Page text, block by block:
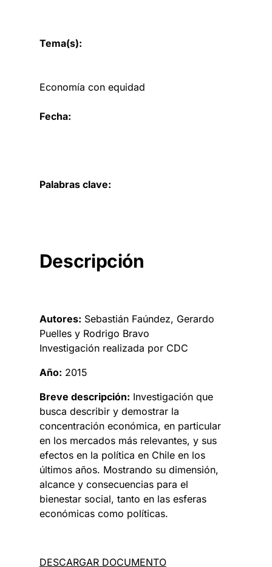
Tema(s):
Economía con equidad
Fecha:
Palabras clave:
Descripción
Autores: Sebastián Faúndez, Gerardo
Puelles y Rodrigo Bravo
Investigación realizada por CDC
Año: 2015
Breve descripción: Investigación que
busca describir y demostrar la
concentración económica, en particular
en los mercados más relevantes, y sus
efectos en la política en Chile en los
últimos años. Mostrando su dimensión,
alcance y consecuencias para el
bienestar social, tanto en las esferas
económicas como políticas.
DESCARGAR DOCUMENTO